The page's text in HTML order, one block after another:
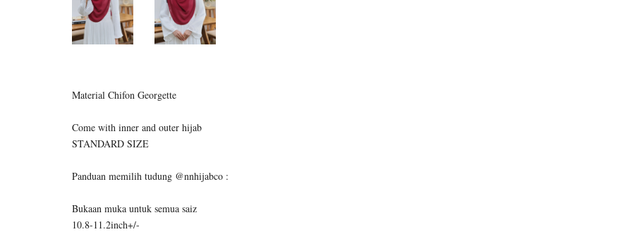
Material Chifon Georgette
Come with inner and outer hijab
STANDARD SIZE
Panduan memilih tudung @nnhijabco :
Bukaan muka untuk semua saiz
10.8-11.2inch+/-